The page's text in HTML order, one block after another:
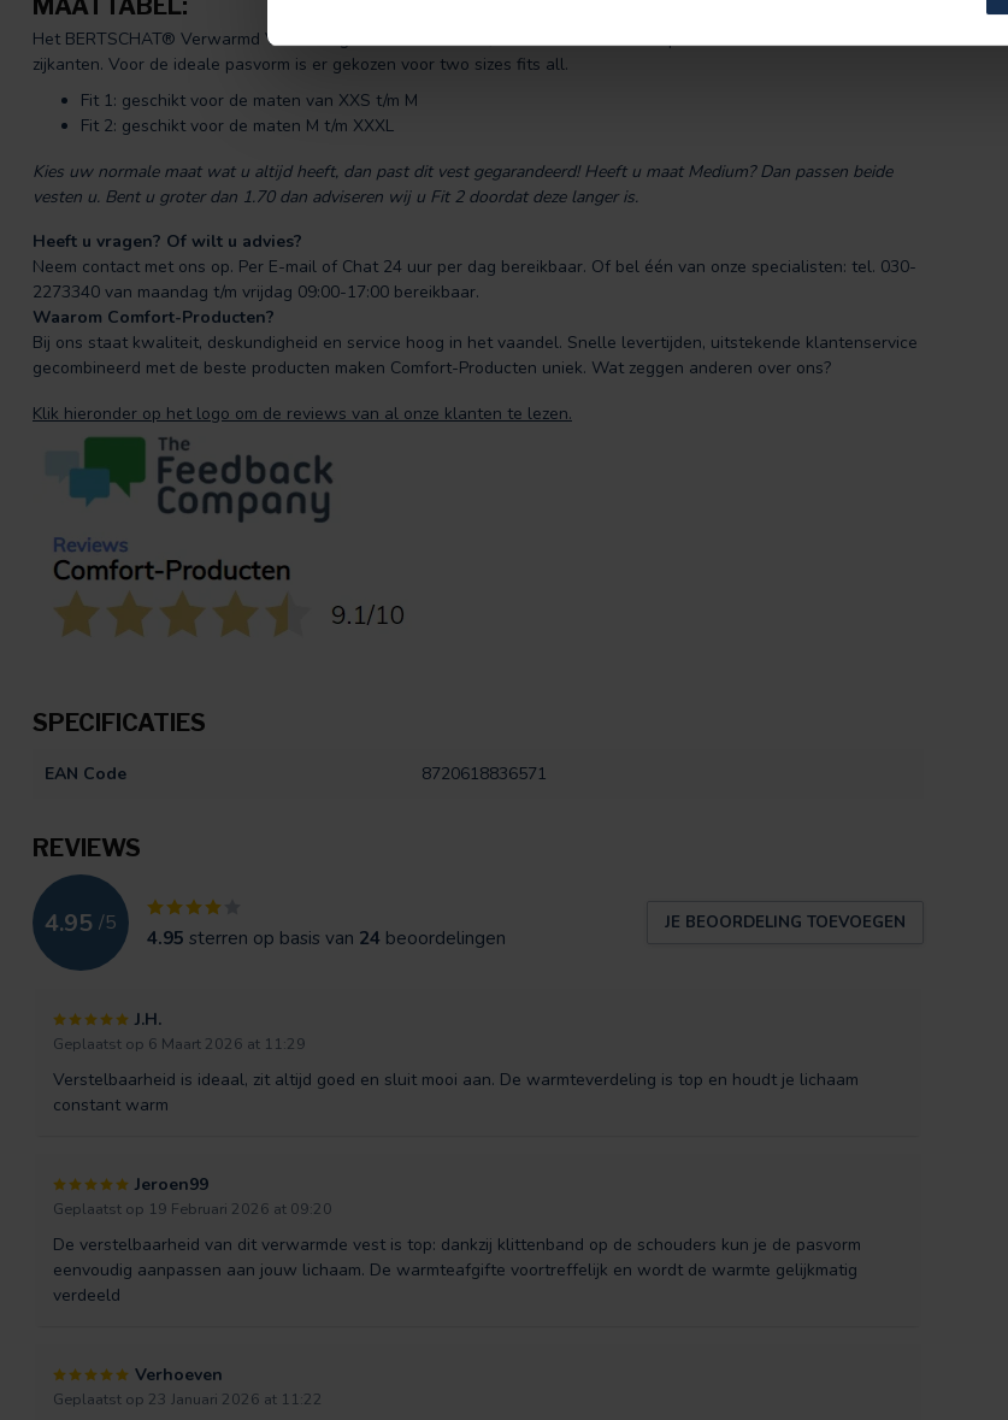
MAATTABEL:
Het BERTSCHAT® Verwarmd Vest is in grootte verstelbaar, door het klittenband op de schouders en de rits aan de
zijkanten. Voor de ideale pasvorm is er gekozen voor two sizes fits all.
Fit 1: geschikt voor de maten van XXS t/m M
Fit 2: geschikt voor de maten M t/m XXXL
Kies uw normale maat wat u altijd heeft, dan past dit vest gegarandeerd! Heeft u maat Medium? Dan passen beide
vesten u. Bent u groter dan 1.70 dan adviseren wij u Fit 2 doordat deze langer is.
Heeft u vragen? Of wilt u advies?
Neem contact met ons op. Per E-mail of Chat 24 uur per dag bereikbaar. Of bel één van onze specialisten: tel. 030-
2273340 van maandag t/m vrijdag 09:00-17:00 bereikbaar.
Waarom Comfort-Producten?
Bij ons staat kwaliteit, deskundigheid en service hoog in het vaandel. Snelle levertijden, uitstekende klantenservice
gecombineerd met de beste producten maken Comfort-Producten uniek. Wat zeggen anderen over ons?
Klik hieronder op het logo om de reviews van al onze klanten te lezen.
SPECIFICATIES
EAN Code 8720618836571
REVIEWS
4.95 /5
4.95 sterren op basis van 24 beoordelingen
JE BEOORDELING TOEVOEGEN
J.H.
Geplaatst op 6 Maart 2026 at 11:29
Verstelbaarheid is ideaal, zit altijd goed en sluit mooi aan. De warmteverdeling is top en houdt je lichaam
constant warm
Jeroen99
Geplaatst op 19 Februari 2026 at 09:20
De verstelbaarheid van dit verwarmde vest is top: dankzij klittenband op de schouders kun je de pasvorm
eenvoudig aanpassen aan jouw lichaam. De warmteafgifte voortreffelijk en wordt de warmte gelijkmatig
verdeeld
Verhoeven
Geplaatst op 23 Januari 2026 at 11:22